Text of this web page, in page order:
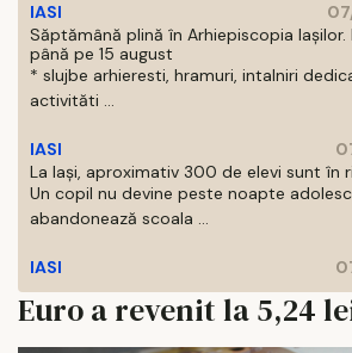
IASI
Săptămână plină în Arhiepiscopia
până pe 15 august
* slujbe arhieresti, hramuri, intalniri
activităti ...
IASI
La Iași, aproximativ 300 de elevi sunt în
Un copil nu devine peste noapte
abandonează scoala ...
IASI
Euro a revenit la 5,24